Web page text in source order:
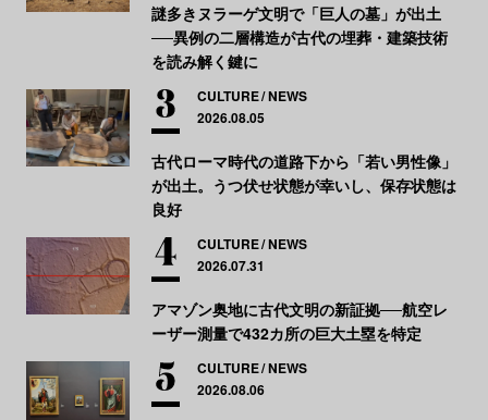
謎多きヌラーゲ文明で「巨人の墓」が出土
──異例の二層構造が古代の埋葬・建築技術
を読み解く鍵に
CULTURE NEWS
2026.08.05
古代ローマ時代の道路下から「若い男性像」
が出土。うつ伏せ状態が幸いし、保存状態は
良好
CULTURE NEWS
2026.07.31
アマゾン奥地に古代文明の新証拠──航空レ
ーザー測量で432カ所の巨大土塁を特定
CULTURE NEWS
2026.08.06